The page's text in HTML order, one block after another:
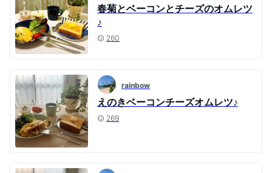
春菊とベーコンとチーズのオムレツ
♪
260
rainbow
えのきベーコンチーズオムレツ♪
269